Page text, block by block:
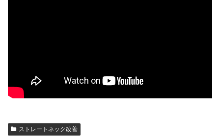
ストレートネック改善